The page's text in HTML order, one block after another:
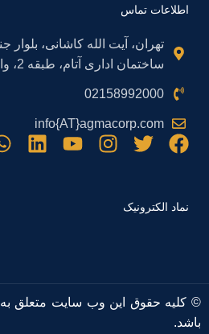
اطلاعات تماس
ساختمان اداری آتام، طبقه 2، واحد 35
02158992000
info{AT}agmacorp.com
نماد الکترونیک
© کلیه حقوق این وب سایت متعلق به
باشد.